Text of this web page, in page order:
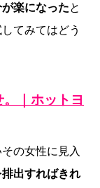
楽になったと
てみてはどう
｜ホットヨ
の女性に見入
出すればきれ